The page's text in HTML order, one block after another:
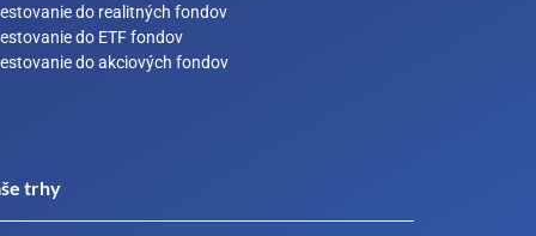
do realitných fondov
do ETF fondov
do akciových fondov
trhy